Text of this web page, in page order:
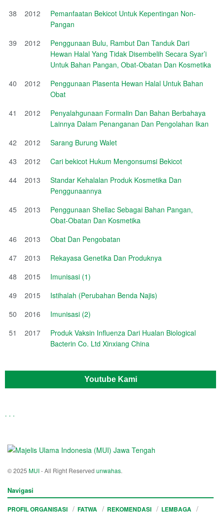
38
2012
Pemanfaatan Bekicot Untuk Kepentingan Non-
Pangan
39
2012
Penggunaan Bulu, Rambut Dan Tanduk Dari
Hewan Halal Yang Tidak Disembelih Secara Syar’i
Untuk Bahan Pangan, Obat-Obatan Dan Kosmetika
40
2012
Penggunaan Plasenta Hewan Halal Untuk Bahan
Obat
41
2012
Penyalahgunaan Formalin Dan Bahan Berbahaya
Lainnya Dalam Penanganan Dan Pengolahan Ikan
42
2012
Sarang Burung Walet
43
2012
Cari bekicot Hukum Mengonsumsi Bekicot
44
2013
Standar Kehalalan Produk Kosmetika Dan
Penggunaannya
45
2013
Penggunaan Shellac Sebagai Bahan Pangan,
Obat-Obatan Dan Kosmetika
46
2013
Obat Dan Pengobatan
47
2013
Rekayasa Genetika Dan Produknya
48
2015
Imunisasi (1)
49
2015
Istihalah (Perubahan Benda Najis)
50
2016
Imunisasi (2)
51
2017
Produk Vaksin Influenza Dari Hualan Biological
Bacterin Co. Ltd Xinxiang China
Youtube Kami
. . .
© 2025 MUI- All Right Reserved unwahas.
Navigasi
PROFIL ORGANISASI FATWA REKOMENDASI
LEMBAGA